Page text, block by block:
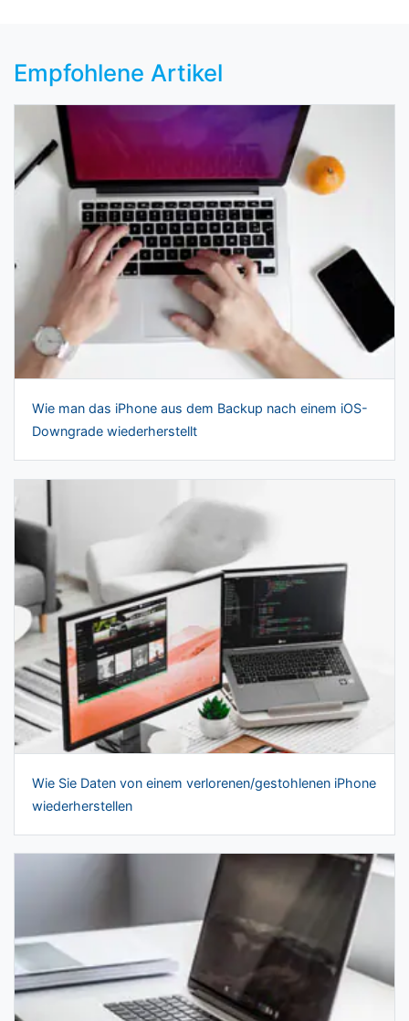
Empfohlene Artikel
Wie man das iPhone aus dem Backup nach einem iOS-
Downgrade wiederherstellt
Wie Sie Daten von einem verlorenen/gestohlenen iPhone
wiederherstellen